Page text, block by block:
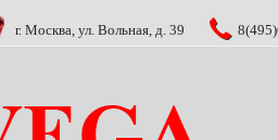
г. Москва, ул. Вольная, д. 39